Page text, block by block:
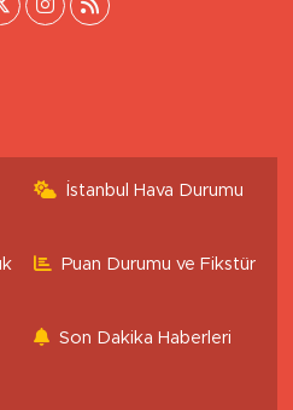
İstanbul Hava Durumu
Puan Durumu ve Fikstür
Son Dakika Haberleri